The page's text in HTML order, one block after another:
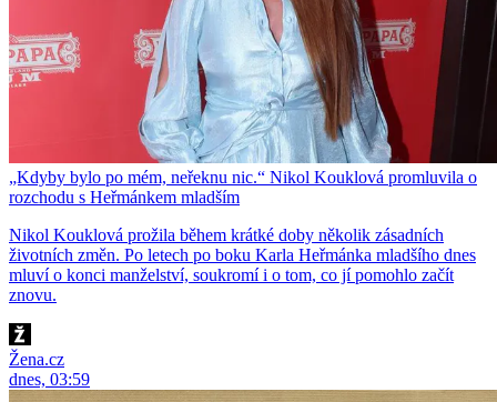
„Kdyby bylo po mém, neřeknu nic.“ Nikol Kouklová promluvila o
rozchodu s Heřmánkem mladším
Nikol Kouklová prožila během krátké doby několik zásadních
životních změn. Po letech po boku Karla Heřmánka mladšího dnes
mluví o konci manželství, soukromí i o tom, co jí pomohlo začít
znovu.
Žena.cz
dnes, 03:59